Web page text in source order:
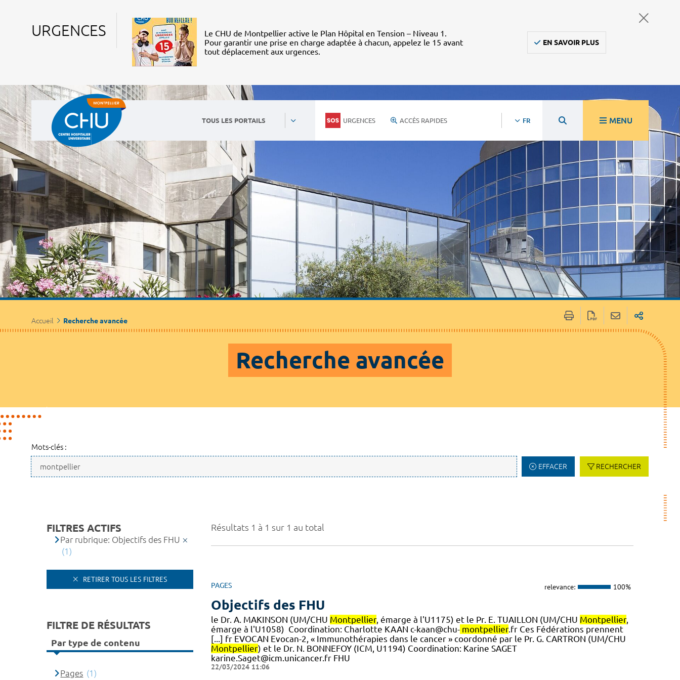
URGENCES
Le CHU de Montpellier active le Plan Hôpital en Tension – Niveau 1.
Pour garantir une prise en charge adaptée à chacun, appelez le 15 avant
tout déplacement aux urgences.
EN SAVOIR PLUS
TOUS LES PORTAILS URGENCES ACCÈS RAPIDES FR MENU
Accueil Recherche avancée
Recherche avancée
Mots-clés :
EFFACER RECHERCHER
Résultats 1 à 1 sur 1 au total
PAGES relevance: 100%
Objectifs des FHU
le Dr. A. MAKINSON (UM/CHU Montpellier, émarge à l'U1175) et le Pr. E. TUAILLON (UM/CHU Montpellier,
émarge à l'U1058) ​ Coordination: Charlotte KAAN c-kaan@chu- montpellier.fr Ces Fédérations prennent
[...] fr EVOCAN Evocan-2, « Immunothérapies dans le cancer » coordonné par le Pr. G. CARTRON (UM/CHU
Montpellier) et le Dr. N. BONNEFOY (ICM, U1194) Coordination: Karine SAGET
karine.Saget@icm.unicancer.fr FHU
22/03/2024 11:06
FILTRES ACTIFS
Par rubrique: Objectifs des FHU
(1)
RETIRER TOUS LES FILTRES
FILTRE DE RÉSULTATS
Par type de contenu
Pages (1)